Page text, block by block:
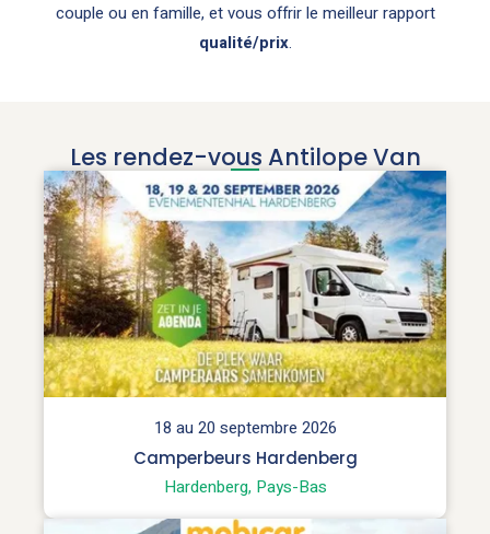
couple ou en famille, et vous offrir le meilleur rapport
qualité/prix.
Les rendez-vous Antilope Van
18 au 20 septembre 2026
Camperbeurs Hardenberg
Hardenberg, Pays-Bas